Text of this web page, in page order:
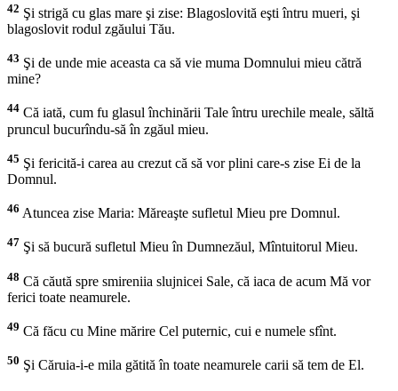
42 Şi strigă cu glas mare şi zise: Blagoslovită eşti întru mueri, şi
blagoslovit rodul zgăului Tău.
43 Şi de unde mie aceasta ca să vie muma Domnului mieu cătră
mine?
44 Că iată, cum fu glasul închinării Tale întru urechile meale, săltă
pruncul bucurîndu-să în zgăul mieu.
45 Şi fericită-i carea au crezut că să vor plini care-s zise Ei de la
Domnul.
46 Atuncea zise Maria: Măreaşte sufletul Mieu pre Domnul.
47 Şi să bucură sufletul Mieu în Dumnezăul, Mîntuitorul Mieu.
48 Că căută spre smireniia slujnicei Sale, că iaca de acum Mă vor
ferici toate neamurele.
49 Că făcu cu Mine mărire Cel puternic, cui e numele sfînt.
50 Şi Căruia-i-e mila gătită în toate neamurele carii să tem de El.